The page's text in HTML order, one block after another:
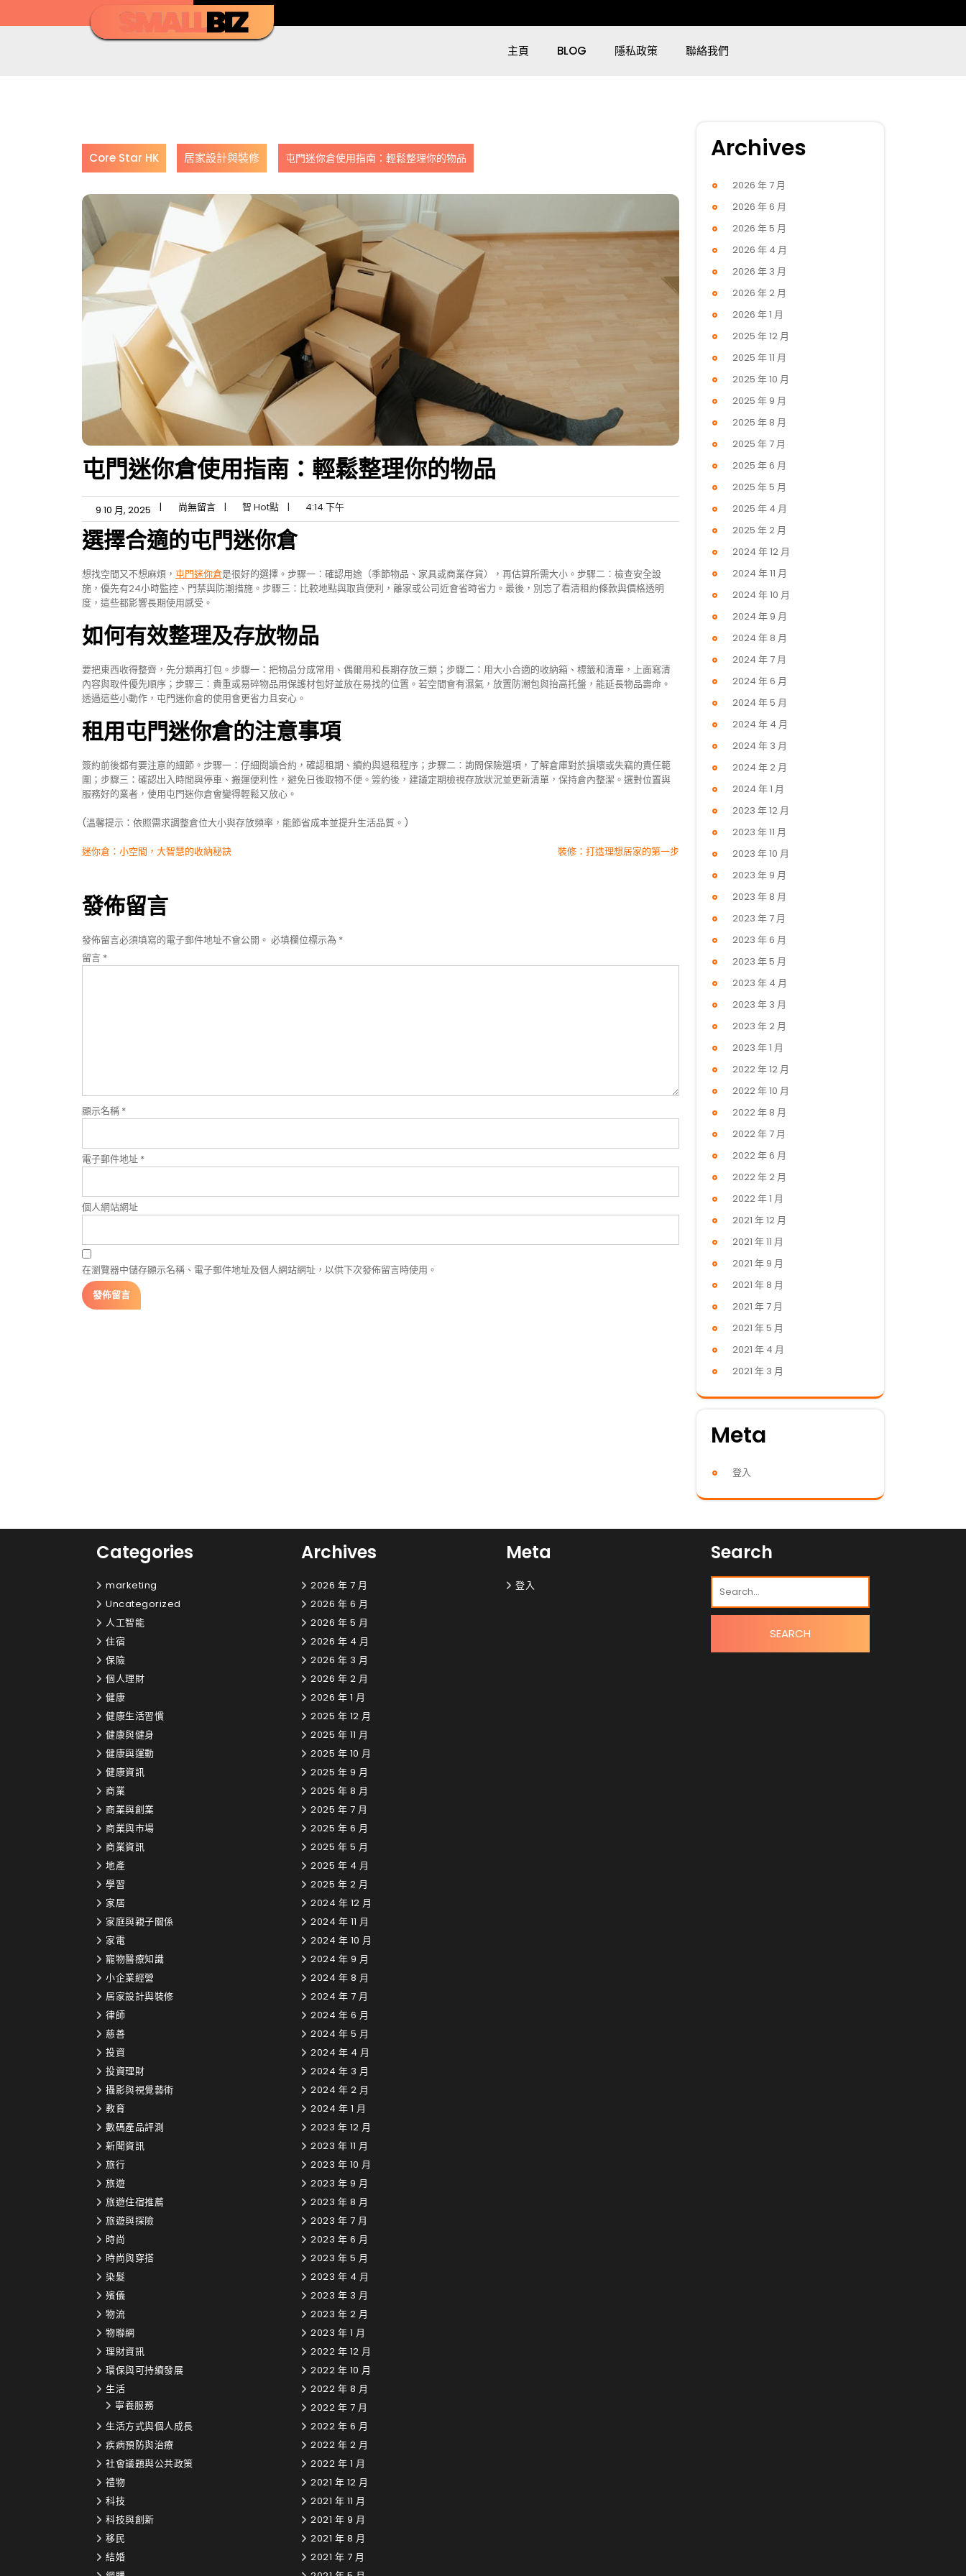
主頁 BLOG 隱私政策 聯絡我們
Core Star HK 居家設計與裝修 屯門迷你倉使用指南：輕鬆整理你的物品
屯門迷你倉使用指南：輕鬆整理你的物品
9 10 月, 2025 | 尚無留言 | 智 Hot點 | 4:14 下午
選擇合適的屯門迷你倉
想找空間又不想麻煩， 屯門迷你倉是很好的選擇。步驟一：確認用途（季節物品、家具或商業存貨），再估算所需大小。步驟二：檢查安全設
施，優先有24小時監控、門禁與防潮措施。步驟三：比較地點與取貨便利，離家或公司近會省時省力。最後，別忘了看清租約條款與價格透明
度，這些都影響長期使用感受。
如何有效整理及存放物品
要把東西收得整齊，先分類再打包。步驟一：把物品分成常用、偶爾用和長期存放三類；步驟二：用大小合適的收納箱、標籤和清單，上面寫清
內容與取件優先順序；步驟三：貴重或易碎物品用保護材包好並放在易找的位置。若空間會有濕氣，放置防潮包與抬高托盤，能延長物品壽命。
透過這些小動作，屯門迷你倉的使用會更省力且安心。
租用屯門迷你倉的注意事項
簽約前後都有要注意的細節。步驟一：仔細閱讀合約，確認租期、續約與退租程序；步驟二：詢問保險選項，了解倉庫對於損壞或失竊的責任範
圍；步驟三：確認出入時間與停車、搬運便利性，避免日後取物不便。簽約後，建議定期檢視存放狀況並更新清單，保持倉內整潔。選對位置與
服務好的業者，使用屯門迷你倉會變得輕鬆又放心。
(溫馨提示：依照需求調整倉位大小與存放頻率，能節省成本並提升生活品質。)
文
導
覽
迷你倉：小空間，大智慧的收納秘訣 裝修：打造理想居家的第一步
發佈留言
發佈留言必須填寫的電子郵件地址不會公開。 必填欄位標示為 *
留言 *
顯示名稱 *
電子郵件地址 *
個人網站網址
在瀏覽器中儲存顯示名稱、電子郵件地址及個人網站網址，以供下次發佈留言時使用。
Archives
2026 年 7 月
2026 年 6 月
2026 年 5 月
2026 年 4 月
2026 年 3 月
2026 年 2 月
2026 年 1 月
2025 年 12 月
2025 年 11 月
2025 年 10 月
2025 年 9 月
2025 年 8 月
2025 年 7 月
2025 年 6 月
2025 年 5 月
2025 年 4 月
2025 年 2 月
2024 年 12 月
2024 年 11 月
2024 年 10 月
2024 年 9 月
2024 年 8 月
2024 年 7 月
2024 年 6 月
2024 年 5 月
2024 年 4 月
2024 年 3 月
2024 年 2 月
2024 年 1 月
2023 年 12 月
2023 年 11 月
2023 年 10 月
2023 年 9 月
2023 年 8 月
2023 年 7 月
2023 年 6 月
2023 年 5 月
2023 年 4 月
2023 年 3 月
2023 年 2 月
2023 年 1 月
2022 年 12 月
2022 年 10 月
2022 年 8 月
2022 年 7 月
2022 年 6 月
2022 年 2 月
2022 年 1 月
2021 年 12 月
2021 年 11 月
2021 年 9 月
2021 年 8 月
2021 年 7 月
2021 年 5 月
2021 年 4 月
2021 年 3 月
Meta
登入
Categories
marketing
Uncategorized
人工智能
住宿
保險
個人理財
健康
健康生活習慣
健康與健身
健康與運動
健康資訊
商業
商業與創業
商業與市場
商業資訊
地產
學習
家居
家庭與親子關係
家電
寵物醫療知識
小企業經營
居家設計與裝修
律師
慈善
投資
投資理財
攝影與視覺藝術
教育
數碼產品評測
新聞資訊
旅行
旅遊
旅遊住宿推薦
旅遊與探險
時尚
時尚與穿搭
染髮
殯儀
物流
物聯網
理財資訊
環保與可持續發展
生活
寧養服務
生活方式與個人成長
疾病預防與治療
社會議題與公共政策
禮物
科技
科技與創新
移民
結婚
Archives
2026 年 7 月
2026 年 6 月
2026 年 5 月
2026 年 4 月
2026 年 3 月
2026 年 2 月
2026 年 1 月
2025 年 12 月
2025 年 11 月
2025 年 10 月
2025 年 9 月
2025 年 8 月
2025 年 7 月
2025 年 6 月
2025 年 5 月
2025 年 4 月
2025 年 2 月
2024 年 12 月
2024 年 11 月
2024 年 10 月
2024 年 9 月
2024 年 8 月
2024 年 7 月
2024 年 6 月
2024 年 5 月
2024 年 4 月
2024 年 3 月
2024 年 2 月
2024 年 1 月
2023 年 12 月
2023 年 11 月
2023 年 10 月
2023 年 9 月
2023 年 8 月
2023 年 7 月
2023 年 6 月
2023 年 5 月
2023 年 4 月
2023 年 3 月
2023 年 2 月
2023 年 1 月
2022 年 12 月
2022 年 10 月
2022 年 8 月
2022 年 7 月
2022 年 6 月
2022 年 2 月
2022 年 1 月
2021 年 12 月
2021 年 11 月
2021 年 9 月
2021 年 8 月
2021 年 7 月
Meta
登入
Search